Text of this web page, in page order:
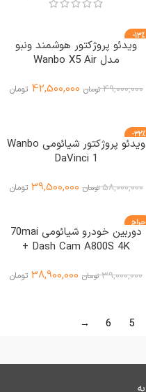
-13%
ویژهویدئو پروژکتور هوشمند ونبو
مدل Wanbo X5 Air
49,000,000 تومان 42,500,000 تومان
-32%
ویژه
ویدئو پروژکتور شیائومی Wanbo
DaVinci 1
58,000,000 تومان 39,500,000 تومان
حراج
دوربین خودرو شیائومی 70mai
Dash Cam A800S 4K +
39,000,000 تومان 38,900,000 تومان
5
6
→